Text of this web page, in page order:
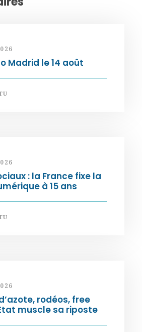
Madrid le 14 août
: la France fixe la
à 15 ans
rodéos, free
muscle sa riposte